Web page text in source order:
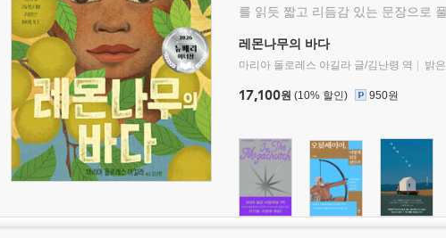
를 읽듯 짧고 리듬감 있는 문장으로
레몬나무의 바다
마리아 돌로레스 아길라 글/김난령 역 밝
17,100원 (10% 할인) 950원